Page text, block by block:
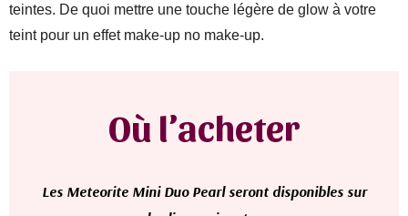
teintes. De quoi mettre une touche légère de glow à votre
teint pour un effet make-up no make-up.
Où l’acheter
Les Meteorite Mini Duo Pearl seront disponibles sur